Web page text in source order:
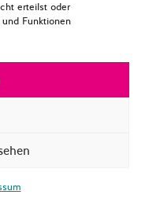
erteilst oder
Funktionen